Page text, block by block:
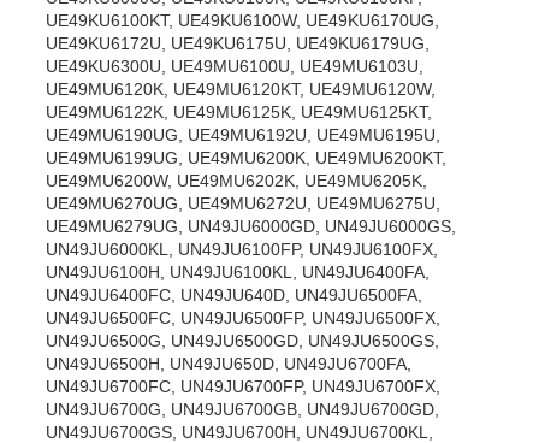
UE49KU6100KT, UE49KU6100W, UE49KU6170UG,
UE49KU6172U, UE49KU6175U, UE49KU6179UG,
UE49KU6300U, UE49MU6100U, UE49MU6103U,
UE49MU6120K, UE49MU6120KT, UE49MU6120W,
UE49MU6122K, UE49MU6125K, UE49MU6125KT,
UE49MU6190UG, UE49MU6192U, UE49MU6195U,
UE49MU6199UG, UE49MU6200K, UE49MU6200KT,
UE49MU6200W, UE49MU6202K, UE49MU6205K,
UE49MU6270UG, UE49MU6272U, UE49MU6275U,
UE49MU6279UG, UN49JU6000GD, UN49JU6000GS,
UN49JU6000KL, UN49JU6100FP, UN49JU6100FX,
UN49JU6100H, UN49JU6100KL, UN49JU6400FA,
UN49JU6400FC, UN49JU640D, UN49JU6500FA,
UN49JU6500FC, UN49JU6500FP, UN49JU6500FX,
UN49JU6500G, UN49JU6500GD, UN49JU6500GS,
UN49JU6500H, UN49JU650D, UN49JU6700FA,
UN49JU6700FC, UN49JU6700FP, UN49JU6700FX,
UN49JU6700G, UN49JU6700GB, UN49JU6700GD,
UN49JU6700GS, UN49JU6700H, UN49JU6700KL,